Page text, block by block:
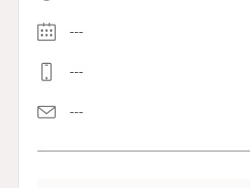
---
---
---